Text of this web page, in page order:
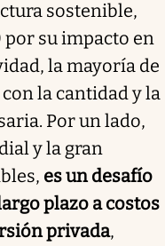
sostenible,
por su impacto en
la mayoría de
la cantidad y la
Por un lado,
y la gran
es un desafío
plazo a costos
privada,